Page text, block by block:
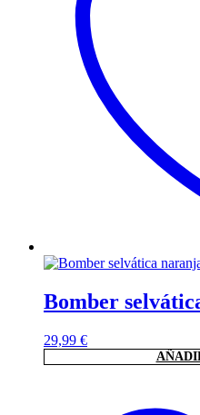
Bomber
29,99 €